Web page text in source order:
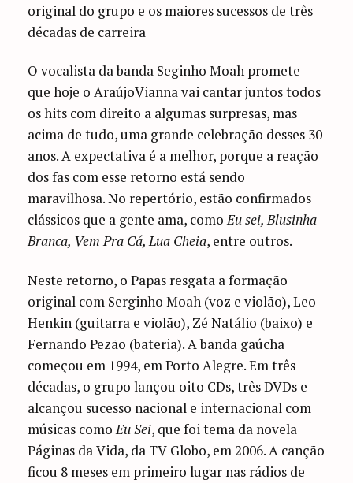
original do grupo e os maiores sucessos de três
décadas de carreira
O vocalista da banda Seginho Moah promete
que hoje o AraújoVianna vai cantar juntos todos
os hits com direito a algumas surpresas, mas
acima de tudo, uma grande celebração desses 30
anos. A expectativa é a melhor, porque a reação
dos fãs com esse retorno está sendo
maravilhosa. No repertório, estão confirmados
clássicos que a gente ama, comoEu sei, Blusinha
Branca, Vem Pra Cá, Lua Cheia, entre outros.
Neste retorno, o Papas resgata a formação
original com Serginho Moah (voz e violão), Leo
Henkin (guitarra e violão), Zé Natálio (baixo) e
Fernando Pezão (bateria). A banda gaúcha
começou em 1994, em Porto Alegre. Em três
décadas, o grupo lançou oito CDs, três DVDs e
alcançou sucesso nacional e internacional com
músicas comoEu Sei, que foi tema da novela
Páginas da Vida, da TV Globo, em 2006. A canção
ficou 8 meses em primeiro lugar nas rádios de